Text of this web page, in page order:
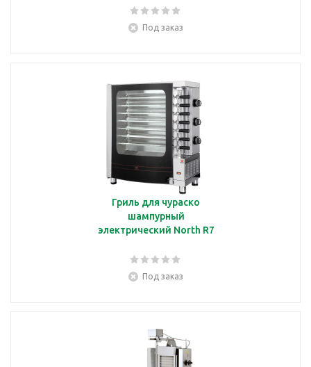
Под заказ
Гриль для чураско
шампурный
электрический North R7
Под заказ